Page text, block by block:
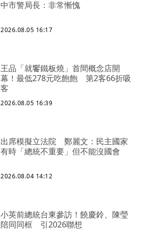
中市警局長：非常慚愧
2026.08.05 16:17
王品「就饗鐵板燒」首間概念店開
幕！最低278元吃飽飽 第2客66折吸
客
2026.08.05 16:39
出席模擬立法院 鄭麗文：民主國家
有時「總統不重要」但不能沒國會
2026.08.04 14:12
小英前總統台東參訪！饒慶鈴、陳瑩
陪同同框 引2026聯想